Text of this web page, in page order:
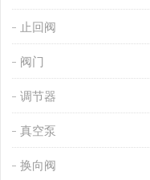
止回阀
阀门
调节器
真空泵
换向阀